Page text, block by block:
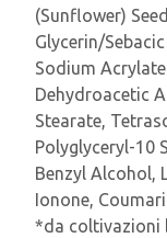
(Sunflower)
Glycerin/
Sodium
Dehydroacetic
Stearate,
Polyglyceryl-10
Benzyl Alcohol,
Ionone,
*da coltivazioni